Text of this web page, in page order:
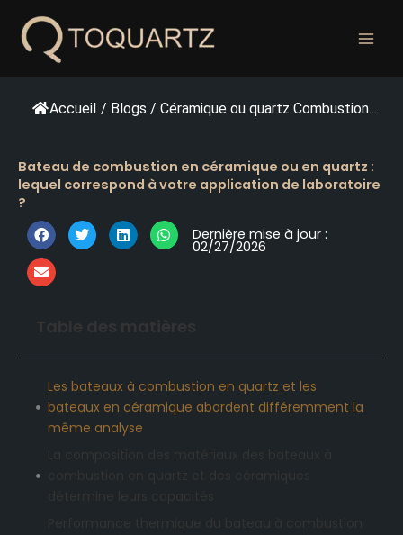
content
Accueil / Blogs / Céramique ou quartz Combustion...
Bateau de combustion en céramique ou en quartz :
lequel correspond à votre application de laboratoire
?
Dernière mise à jour :
02/27/2026
Les bateaux à combustion en quartz et les
bateaux en céramique abordent différemment la
même analyse